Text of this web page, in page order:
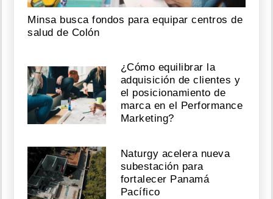
Minsa busca fondos para equipar centros de
salud de Colón
¿Cómo equilibrar la
adquisición de clientes y
el posicionamiento de
marca en el Performance
Marketing?
Naturgy acelera nueva
subestación para
fortalecer Panamá
Pacífico